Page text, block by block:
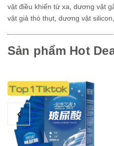
vật điều khiển từ xa dương vật
vật giả thò thụt dương vật silicon
Sản phẩm Hot